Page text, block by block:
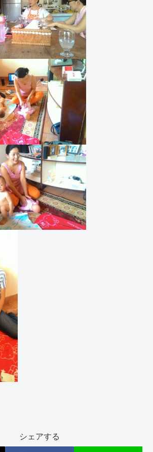
シェアする